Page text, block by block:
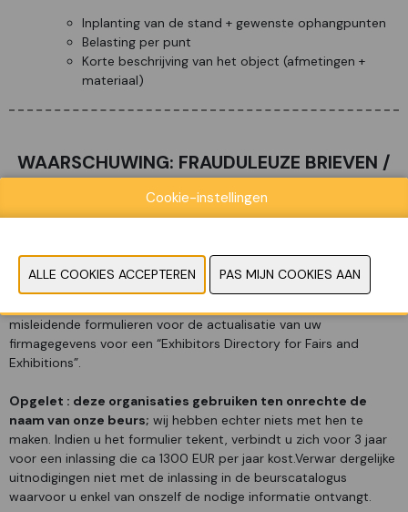
Inplanting van de stand + gewenste ophangpunten
Belasting per punt
Korte beschrijving van het object (afmetingen +
materiaal)
WAARSCHUWING: FRAUDULEUZE BRIEVEN /
EMAILS
bezoekersgegevens …
misleidende formulieren voor de actualisatie van uw
firmagegevens voor een “Exhibitors Directory for Fairs and
Exhibitions”.
Opgelet : deze organisaties gebruiken ten onrechte de
naam van onze beurs; wij hebben echter niets met hen te
maken. Indien u het formulier tekent, verbindt u zich voor 3 jaar
voor een inlassing die ca 1300 EUR per jaar kost.Verwar dergelijke
uitnodigingen niet met de inlassing in de beurscatalogus
waarvoor u enkel van onszelf de nodige informatie ontvangt.
Cookie-instellingen